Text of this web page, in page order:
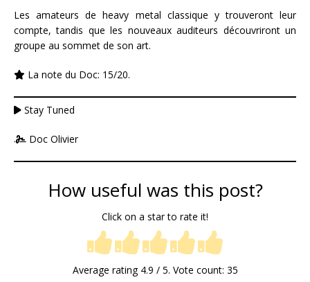
Les amateurs de heavy metal classique y trouveront leur
compte, tandis que les nouveaux auditeurs découvriront un
groupe au sommet de son art.
La note du Doc: 15/20.
Stay Tuned
Doc Olivier
How useful was this post?
Click on a star to rate it!
Average rating 4.9 / 5. Vote count: 35